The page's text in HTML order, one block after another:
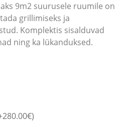
9m2 suurusele ruumile on
grillimiseks ja
Komplektis sisalduvad
ning ka lükanduksed.
280.00€)